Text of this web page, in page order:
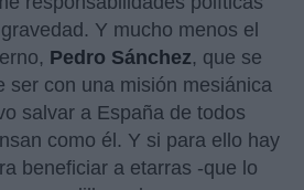
Y mucho menos el
Pedro Sánchez, que se
ser con una misión mesiánica
salvar a España de todos
como él. Y si para ello hay
beneficiar a etarras -que lo